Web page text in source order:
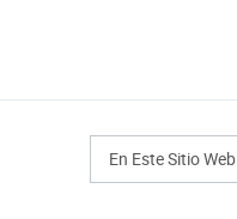
En Este Sitio Web